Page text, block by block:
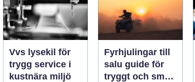
Vvs lysekil för
trygg service i
kustnära miljö
Fyrhjulingar till
salu guide för
tryggt och smart